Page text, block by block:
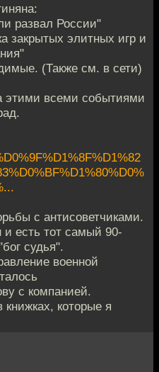
развал России"
закрытых элитных игр и
(Также см. в сети)
этими всеми событиями
с антисоветчиками.
и есть тот самый 90-
судья".
военной
с компанией.
которые я